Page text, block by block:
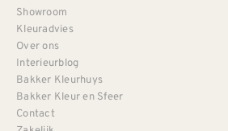
Showroom
Kleuradvies
Over ons
Interieurblog
Bakker Kleurhuys
Bakker Kleur en Sfeer
Contact